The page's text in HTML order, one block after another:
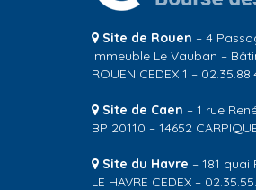
Site de Rouen – 4
Immeuble Le Vauban –
ROUEN CEDEX 1 –
Site de Caen – 1 rue
BP 20110 – 14652
Site du Havre – 181 quai
LE HAVRE CEDEX –